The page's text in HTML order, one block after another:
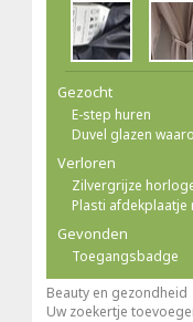
Gezocht
E-step huren
Duvel glazen
Verloren
Zilvergrijze
Plasti afdekplaatje
Gevonden
Toegangsbadge
Beauty en gezondheid
Uw zoekertje